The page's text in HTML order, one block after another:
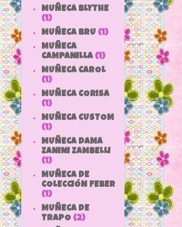
MUÑECA BLYTHE
(1)
MUÑECA BRU (1)
MUÑECA
CAMPANILLA (1)
MUÑECA CAROL
(1)
MUÑECA CORISA
(1)
MUÑECA CUSTOM
(1)
MUÑECA DAMA
ZANINI ZAMBELLI
(1)
MUÑECA DE
COLECCIÓN FEBER
(1)
MUÑECA DE
TRAPO (2)